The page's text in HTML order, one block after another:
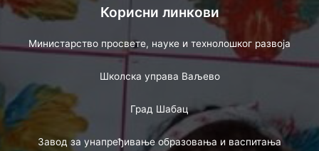
Корисни линкови
Министарство просвете, науке и технолошког развоја
Школска управа Ваљево
Град Шабац
Завод за унапређивање образовања и васпитања